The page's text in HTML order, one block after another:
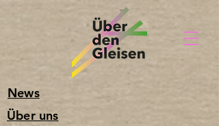
News
Über uns